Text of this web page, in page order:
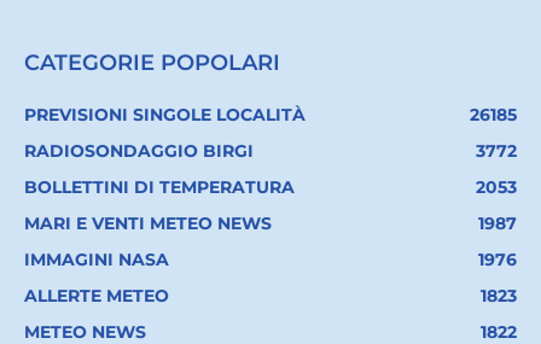
CATEGORIE POPOLARI
PREVISIONI SINGOLE LOCALITÀ
26185
RADIOSONDAGGIO BIRGI
3772
BOLLETTINI DI TEMPERATURA
2053
MARI E VENTI METEO NEWS
1987
IMMAGINI NASA
1976
ALLERTE METEO
1823
METEO NEWS
1822